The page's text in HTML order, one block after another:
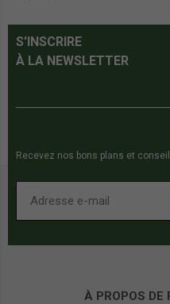
S'INSCRIRE
À LA NEWSLETTER
Recevez nos bons plans et
À PROPOS DE